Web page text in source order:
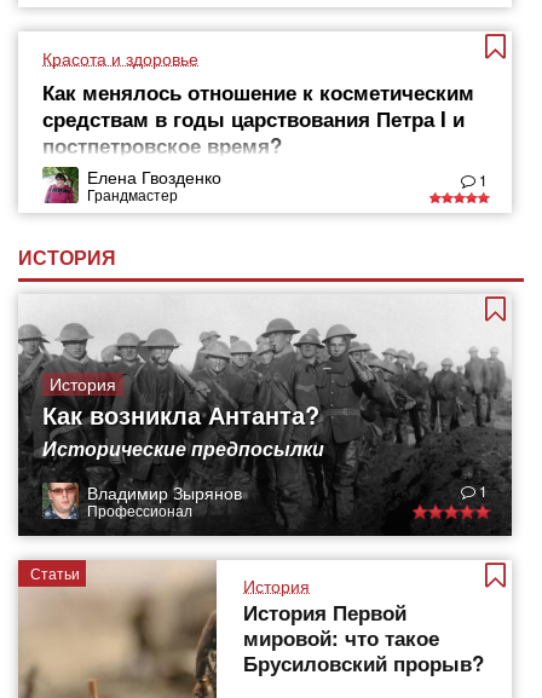
Красота и здоровье
Как менялось отношение к косметическим
средствам в годы царствования Петра I и
постпетровское время?
Елена Гвозденко
Грандмастер
1
ИСТОРИЯ
История
Как возникла Антанта?
Исторические предпосылки
Владимир Зырянов
Профессионал
1
Статьи
История
История Первой
мировой: что такое
Брусиловский прорыв?